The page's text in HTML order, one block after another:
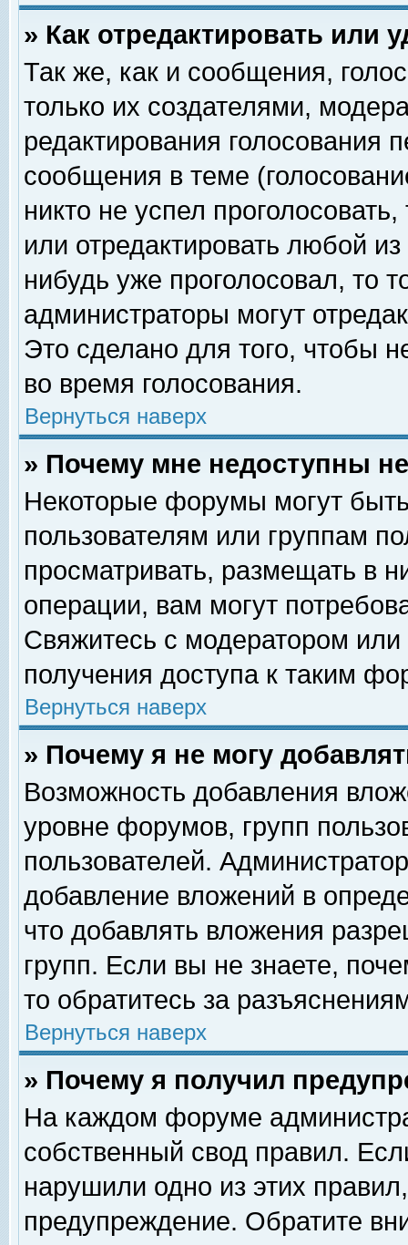
» Как отредактировать или
Так же, как и сообщения,
только их создателями,
редактирования голосования
сообщения в теме
никто не успел
или отредактировать любой
нибудь уже проголосовал, то
администраторы могут
Это сделано для того, чтобы
во время голосования.
Вернуться наверх
» Почему мне недоступны
Некоторые форумы могут
пользователям или группам
просматривать, размещать в
операции, вам могут
Свяжитесь с модератором
получения доступа к таким
Вернуться наверх
» Почему я не могу
Возможность добавления
уровне форумов, групп
пользователей.
добавление вложений в
что добавлять вложения
групп. Если вы не знаете,
то обратитесь за
Вернуться наверх
» Почему я получил
На каждом форуме
собственный свод правил.
нарушили одно из этих
предупреждение. Обратите